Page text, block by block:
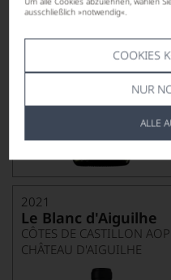
ausschließlich »notwendig«.
COOKIES
NUR
ALLE
2021
Le Blanc d'Aiguilhe
CÔTES DE CASTILLON AOP
CHÂTEAU D'AIGUILHE